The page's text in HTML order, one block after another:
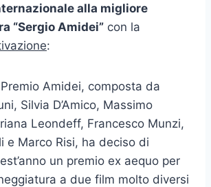
alla migliore
“Sergio Amidei” con la
:
Amidei, composta da
Silvia D’Amico, Massimo
Leondeff, Francesco Munzi,
e Marco Risi, ha deciso di
un premio ex aequo per
a due film molto diversi